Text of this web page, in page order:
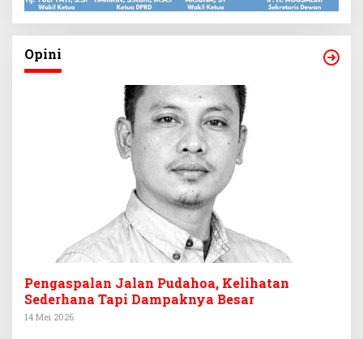
Opini
Pengaspalan Jalan Pudahoa, Kelihatan
Sederhana Tapi Dampaknya Besar
14 Mei 2026